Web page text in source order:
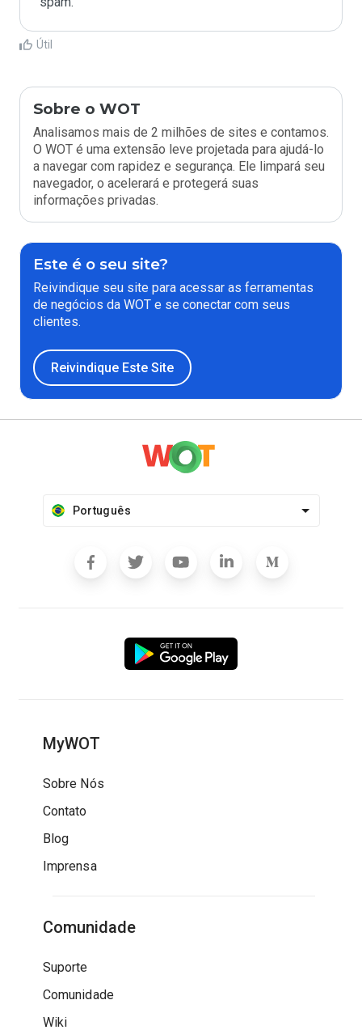
Útil
Sobre o WOT
Analisamos mais de 2 milhões de sites e contamos.
O WOT é uma extensão leve projetada para ajudá-lo
a navegar com rapidez e segurança. Ele limpará seu
navegador, o acelerará e protegerá suas
informações privadas.
Este é o seu site?
Reivindique seu site para acessar as ferramentas
de negócios da WOT e se conectar com seus
clientes.
Reivindique Este Site
Português
MyWOT
Sobre Nós
Contato
Blog
Imprensa
Comunidade
Suporte
Comunidade
Wiki